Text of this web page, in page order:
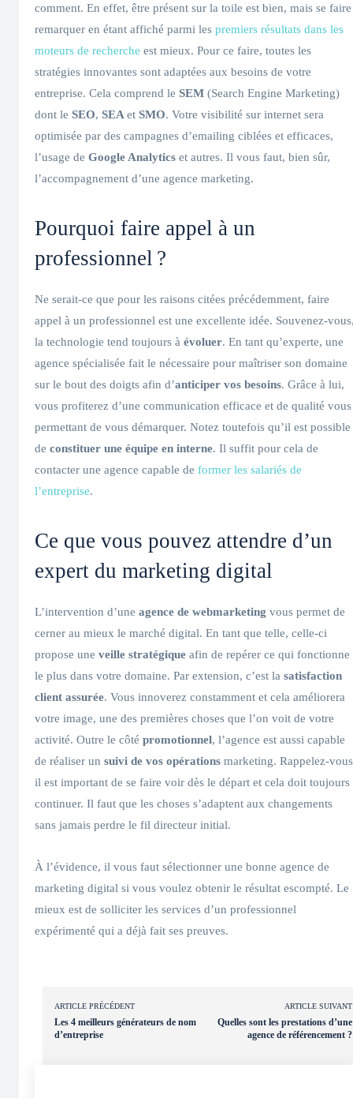
comment. En effet, être présent sur la toile est bien, mais se faire
remarquer en étant affiché parmi les premiers résultats dans les
moteurs de recherche est mieux. Pour ce faire, toutes les
stratégies innovantes sont adaptées aux besoins de votre
entreprise. Cela comprend le SEM (Search Engine Marketing)
dont le SEO, SEA et SMO. Votre visibilité sur internet sera
optimisée par des campagnes d’emailing ciblées et efficaces,
l’usage de Google Analytics et autres. Il vous faut, bien sûr,
l’accompagnement d’une agence marketing.
Pourquoi faire appel à un
professionnel ?
Ne serait-ce que pour les raisons citées précédemment, faire
appel à un professionnel est une excellente idée. Souvenez-
la technologie tend toujours à évoluer. En tant qu’experte, une
agence spécialisée fait le nécessaire pour maîtriser son domaine
sur le bout des doigts afin d’anticiper vos besoins. Grâce à lui,
vous profiterez d’une communication efficace et de qualité vous
permettant de vous démarquer. Notez toutefois qu’il est possible
de constituer une équipe en interne. Il suffit pour cela de
contacter une agence capable de former les salariés de
l’entreprise.
Ce que vous pouvez attendre d’un
expert du marketing digital
L’intervention d’une agence de webmarketing vous permet de
cerner au mieux le marché digital. En tant que telle, celle-ci
propose une veille stratégique afin de repérer ce qui fonctionne
le plus dans votre domaine. Par extension, c’est la satisfaction
client assurée. Vous innoverez constamment et cela améliorera
votre image, une des premières choses que l’on voit de votre
activité. Outre le côté promotionnel, l’agence est aussi capable
de réaliser un suivi de vos opérations marketing. Rappelez-
il est important de se faire voir dès le départ et cela doit toujours
continuer. Il faut que les choses s’adaptent aux changements
sans jamais perdre le fil directeur initial.
À l’évidence, il vous faut sélectionner une bonne agence de
marketing digital si vous voulez obtenir le résultat escompté. Le
mieux est de solliciter les services d’un professionnel
expérimenté qui a déjà fait ses preuves.
ARTICLE PRÉCÉDENT
Les 4 meilleurs générateurs de nom
d’entreprise
ARTICLE SUIVANT
Quelles sont les prestations d’une
agence de référencement ?